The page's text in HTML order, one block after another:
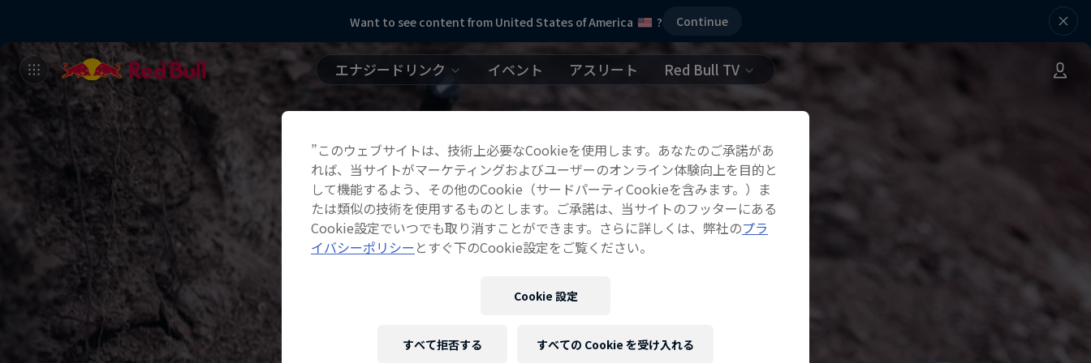
Want to see content from United States of America ? Continue
エナジードリンク イベント アスリート Red Bull TV
”このウェブサイトは、技術上必要なCookieを使用します。あなたのご承諾があ
れば、当サイトがマーケティングおよびユーザーのオンライン体験向上を目的と
して機能するよう、その他のCookie（サードパーティCookieを含みます。）ま
たは類似の技術を使用するものとします。ご承諾は、当サイトのフッターにある
Cookie設定でいつでも取り消すことができます。さらに詳しくは、弊社のプラ
イバシーポリシー とすぐ下のCookie設定をご覧ください。
Cookie 設定
すべて拒否する すべての Cookie を受け入れる